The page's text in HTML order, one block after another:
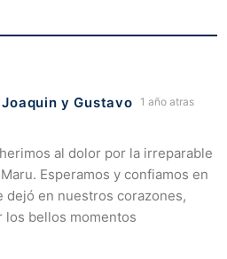
y Gustavo 1 año atras
al dolor por la irreparable
Esperamos y confiamos en
dejó en nuestros corazones,
los bellos momentos